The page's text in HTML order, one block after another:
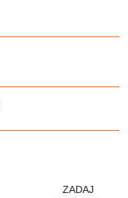
ZADAJ